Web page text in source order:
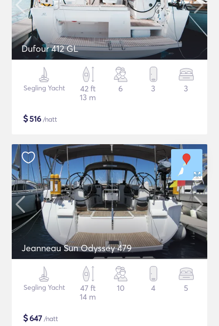
Dufour 412 GL
Segling Yacht
42 ft
13 m
6 3 3
$516 /natt
Jeanneau Sun Odyssey 479
Segling Yacht
47 ft
14 m
10 4 5
$647 /natt